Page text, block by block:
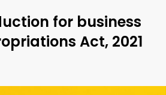
for business
Act, 2021